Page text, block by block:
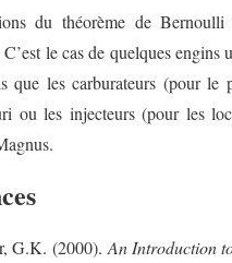
du théorème de Bernoulli
le cas de quelques engins
que les carburateurs (pour le
ou les injecteurs (pour les
G.K. (2000).An Introduction